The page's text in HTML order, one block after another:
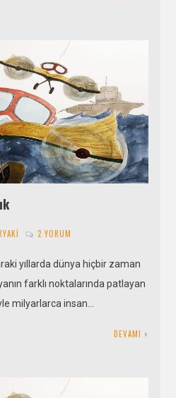
2 YORUM
yıllarda dünya hiçbir zaman
farklı noktalarında patlayan
milyarlarca insan…
DEVAMI